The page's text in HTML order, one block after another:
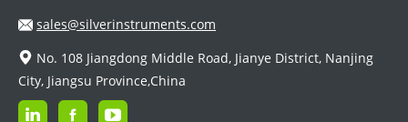
sales@silverinstruments.com
No. 108 Jiangdong Middle Road, Jianye District, Nanjing
City, Jiangsu Province,China